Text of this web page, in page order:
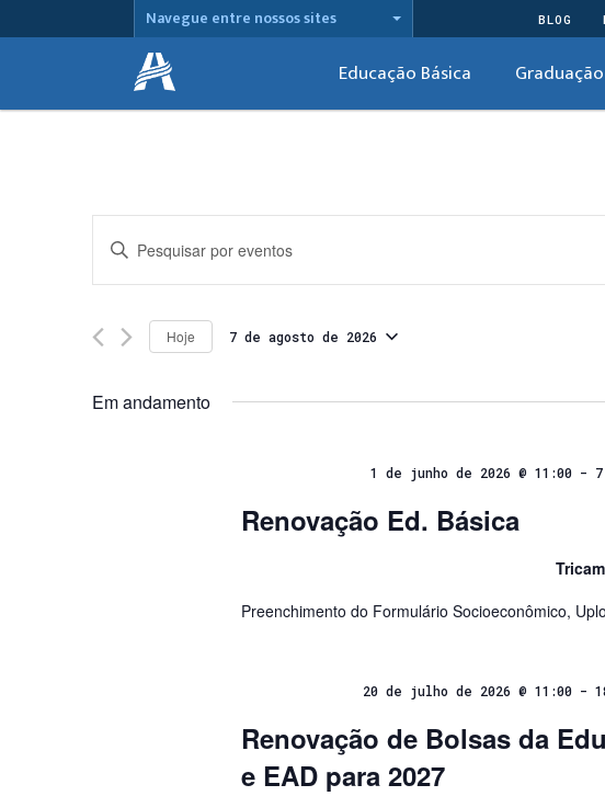
Navegue entre nossos sites BLOG
Educação Básica Graduação
Pesquisa
e
navegação
de
visuais
Digite
palavra-
chave.
Pesquisa
pela
Hoje 7 de agosto de 2026
Selecione
data.
Em andamento
1 de junho de 2026 @ 11:00-
Renovação Ed. Básica
Preenchimento do Formulário Socioeconômico,
20 de julho de 2026 @ 11:00-
Renovação de Bolsas da
e EAD para 2027